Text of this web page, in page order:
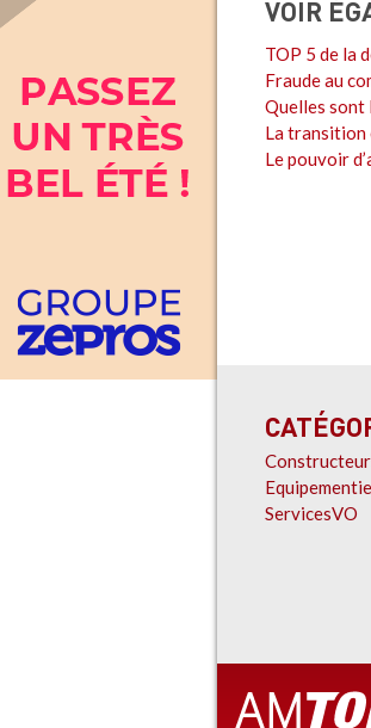
VOIR
TOP 5 de la
Fraude au
Quelles sont
La transition
Le pouvoir
ServicesVO